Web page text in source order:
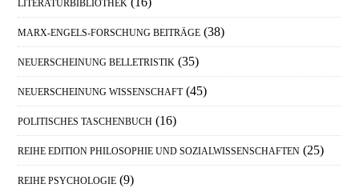
LITERATURBIBLIOTHEK
MARX-ENGELS-FORSCHUNG BEITRÄGE (38)
NEUERSCHEINUNG BELLETRISTIK (35)
NEUERSCHEINUNG WISSENSCHAFT (45)
POLITISCHES TASCHENBUCH (16)
REIHE EDITION PHILOSOPHIE UND SOZIALWISSENSCHAFTEN (25)
REIHE PSYCHOLOGIE (9)